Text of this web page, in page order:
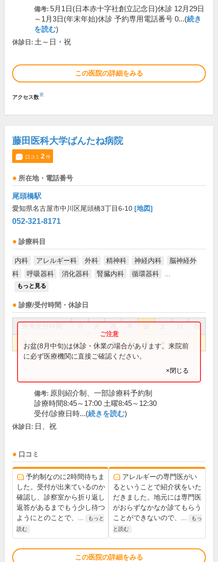
備考: 5月1日(日本赤十字社創立記念日)休診 12月29日
～1月3日(年末年始)休診 予約専用電話番号 0...(続き
を読む)
休診日: 土～日・祝
この医院の詳細をみる
アクセス数※
藤田医科大学ばんたね病院
口コミ 2件
所在地・電話番号
尾頭橋駅
愛知県名古屋市中川区尾頭橋3丁目6-10 [地図]
052-321-8171
診療科目
内科 アレルギー科 外科 精神科 神経内科
脳神経外
科
呼吸器科 消化器科 腎臓内科 循環器科
もっと見る
診療/受付時間・休診日
祝
8:30～11:30 ● ● ● ● ●
お盆(8月中旬)は休診・休業の場合があります。来院前
に必ず医療機関に直接ご確認ください。
×閉じる
備考: 原則紹介制、一部診療科予約制
診療時間8:45～17:00 土曜8:45～12:30
受付/診療日時...(続きを読む)
休診日: 日、祝
口コミ
予約制なのに2時間待ちま
した。受付が出来ているのか
確認し、診察室から折り返し
返答があるまでもう少し待つ
ようにとのことで、...
もっと
読む
アレルギーの専門医がい
るということで紹介状をいた
だきました。地元には専門医
がおらずなかなか診てもらう
ことができないので、...
もっ
と読む
この医院の詳細をみる